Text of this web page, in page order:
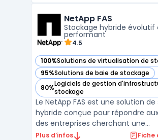
plateformes Pure Storage®. Il
NetApp FAS
Stockage hybride évolutif
performant
4.5
100%Solutions de virtualisation de
— voir NetApp FAS dans cette
95%Solutions de baie de stockage
— voir NetApp FAS dans cette
80%Logiciels de gestion
stockage
— voir NetApp FAS dans cette
Le NetApp FAS est une solution
hybride conçue pour répondre
des entreprises cherchant une
infrastructure de stockage
Plus d’infos Fiche